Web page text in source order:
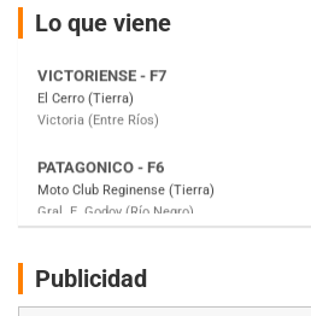
Lo que viene
El Cerro (Tierra)
Victoria (Entre Ríos)
PATAGONICO - F6
Moto Club Reginense (Tierra)
Gral. E. Godoy (Río Negro)
CSK - F7
Juventud Unida (Tierra)
Humboldt (Santa Fe)
Ciudad de Avellaneda (Asfalto)
Avellaneda (Santa Fe)
Publicidad